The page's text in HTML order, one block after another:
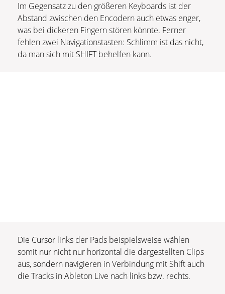
Im Gegensatz zu den größeren Keyboards ist der
Abstand zwischen den Encodern auch etwas enger,
was bei dickeren Fingern stören könnte. Ferner
fehlen zwei Navigationstasten: Schlimm ist das nicht,
da man sich mit SHIFT behelfen kann.
Die Cursor links der Pads beispielsweise wählen
somit nur nicht nur horizontal die dargestellten Clips
aus, sondern navigieren in Verbindung mit Shift auch
die Tracks in Ableton Live nach links bzw. rechts.